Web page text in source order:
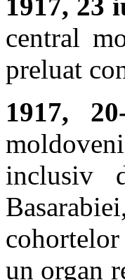
central
preluat
1917,
inclusiv
un organ